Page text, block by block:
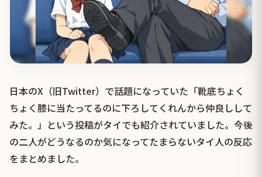
日本のX（旧Twitter）で話題になっていた「靴底ちょく
ちょく膝に当たってるのに下ろしてくれんから仲良しして
みた。」という投稿がタイでも紹介されていました。今後
の二人がどうなるのか気になってたまらないタイ人の反応
をまとめました。